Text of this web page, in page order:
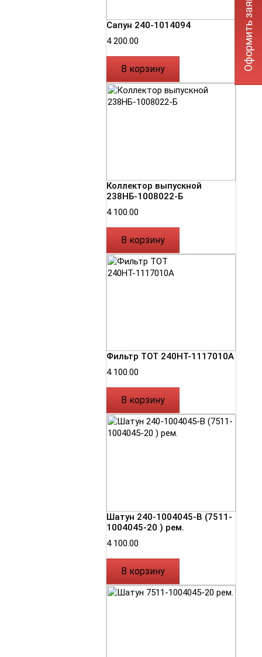
Сапун 240-1014094
4 200.00
В корзину
Коллектор выпускной
238НБ-1008022-Б
4 100.00
В корзину
Фильтр ТОТ 240НТ-1117010А
4 100.00
В корзину
Шатун 240-1004045-В (7511-
1004045-20 ) рем.
4 100.00
В корзину
Оформить заявку